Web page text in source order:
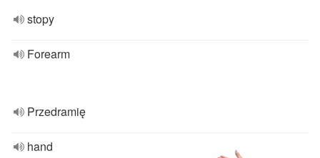
stopy
Forearm
Przedramię
hand